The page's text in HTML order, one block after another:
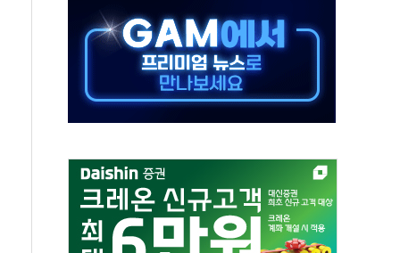
… 수니파 국가들의 새 안보 협력 구도
온 59㎡ 18억원대
최초만 경쟁 치열